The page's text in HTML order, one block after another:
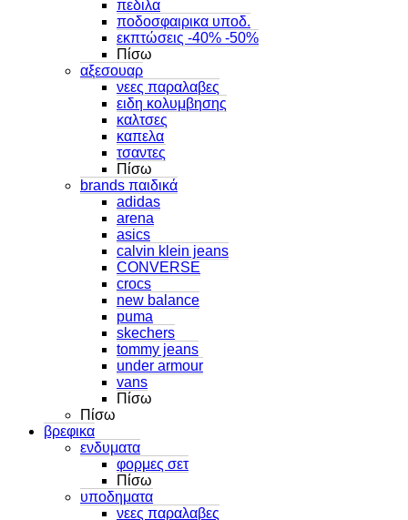
πεδιλα
ποδοσφαιρικα υποδ.
εκπτώσεις -40% -50%
Πίσω
αξεσουαρ
νεες παραλαβες
ειδη κολυμβησης
καλτσες
καπελα
τσαντες
Πίσω
brands παιδικά
adidas
arena
asics
calvin klein jeans
CONVERSE
crocs
new balance
puma
skechers
tommy jeans
under armour
vans
Πίσω
Πίσω
βρεφικα
ενδυματα
φορμες σετ
Πίσω
υποδηματα
νεες παραλαβες